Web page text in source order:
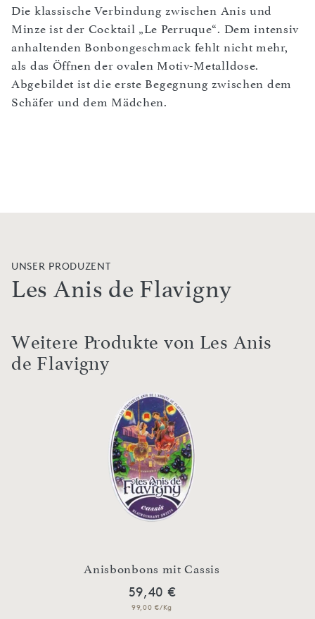
Die klassische Verbindung zwischen Anis und
Minze ist der Cocktail „Le Perruque“. Dem intensiv
anhaltenden Bonbongeschmack fehlt nicht mehr,
als das Öffnen der ovalen Motiv-Metalldose.
Abgebildet ist die erste Begegnung zwischen dem
Schäfer und dem Mädchen.
UNSER PRODUZENT
Les Anis de Flavigny
Weitere Produkte von Les Anis
de Flavigny
Anisbonbons mit Cassis
59,40 €
99,00 €/Kg